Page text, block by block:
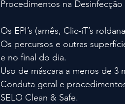
Procedimentos na
Os EPI’s (arnês, Clic-iT’s
Os percursos e outras
e no final do dia.
Uso de máscara a menos de 3
Conduta geral e
SELO Clean & Safe.